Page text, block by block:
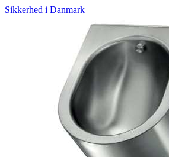
Sikkerhed i Danmark